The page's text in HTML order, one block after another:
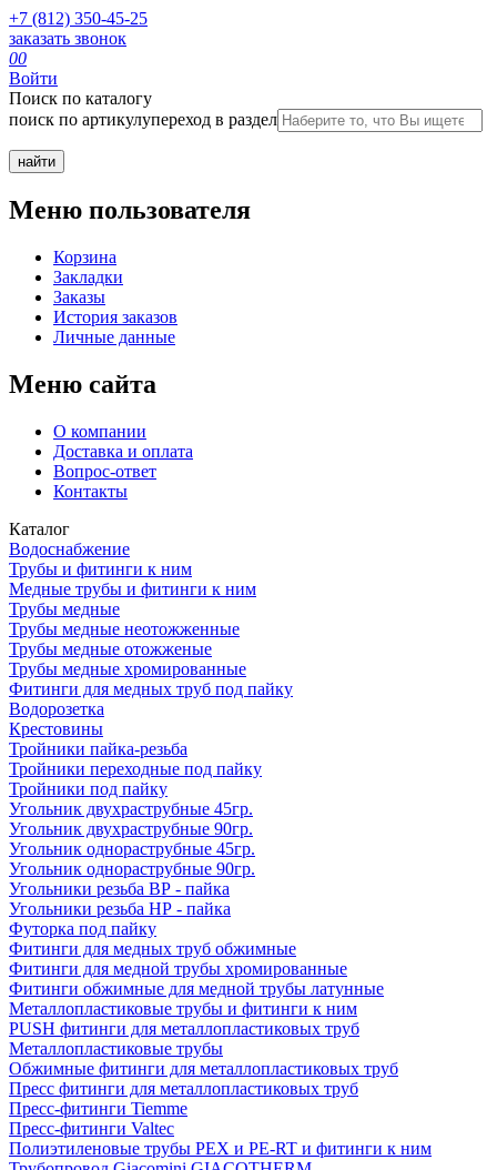
+7 (812) 350-45-25
заказать звонок
00
Войти
Поиск по каталогу
поиск по артикулупереход в раздел
Меню пользователя
Корзина
Закладки
Заказы
История заказов
Личные данные
Меню сайта
О компании
Доставка и оплата
Вопрос-ответ
Контакты
Каталог
Водоснабжение
Трубы и фитинги к ним
Медные трубы и фитинги к ним
Трубы медные
Трубы медные неотожженные
Трубы медные отожженые
Трубы медные хромированные
Фитинги для медных труб под пайку
Водорозетка
Крестовины
Тройники пайка-резьба
Тройники переходные под пайку
Тройники под пайку
Угольник двухраструбные 45гр.
Угольник двухраструбные 90гр.
Угольник однораструбные 45гр.
Угольник однораструбные 90гр.
Угольники резьба ВР - пайка
Угольники резьба НР - пайка
Футорка под пайку
Фитинги для медных труб обжимные
Фитинги для медной трубы хромированные
Фитинги обжимные для медной трубы латунные
Металлопластиковые трубы и фитинги к ним
PUSH фитинги для металлопластиковых труб
Металлопластиковые трубы
Обжимные фитинги для металлопластиковых труб
Пресс фитинги для металлопластиковых труб
Пресс-фитинги Tiemme
Пресс-фитинги Valtec
Полиэтиленовые трубы PEX и PE-RT и фитинги к ним